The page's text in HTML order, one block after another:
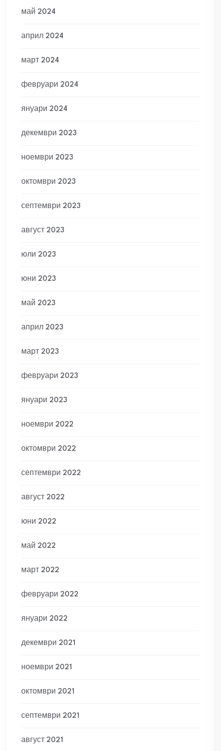
май 2024
април 2024
март 2024
февруари 2024
януари 2024
декември 2023
ноември 2023
октомври 2023
септември 2023
август 2023
юли 2023
юни 2023
май 2023
април 2023
март 2023
февруари 2023
януари 2023
ноември 2022
октомври 2022
септември 2022
август 2022
юни 2022
май 2022
март 2022
февруари 2022
януари 2022
декември 2021
ноември 2021
октомври 2021
септември 2021
август 2021